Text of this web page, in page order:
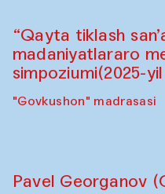
Bahriddin Chustiy
"Oshqozon" kafesi
Fatmata Binta